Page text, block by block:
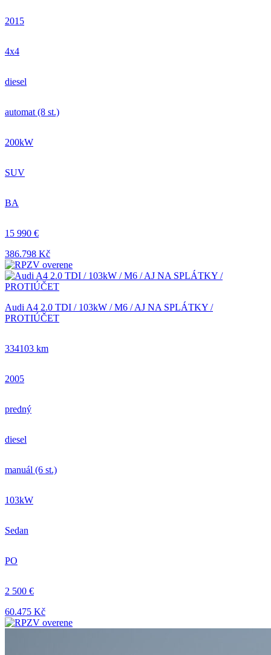
2015
4x4
diesel
automat (8 st.)
200kW
SUV
BA
15 990 €
386.798 Kč
Audi A4 2.0 TDI / 103kW / M6 / AJ NA SPLÁTKY /
PROTIÚČET
334103 km
2005
predný
diesel
manuál (6 st.)
103kW
Sedan
PO
2 500 €
60.475 Kč